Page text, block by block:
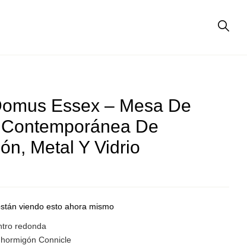
Essex – Mesa De
De
Metal Y Vidrio
viendo esto ahora mismo
redonda
Connicle